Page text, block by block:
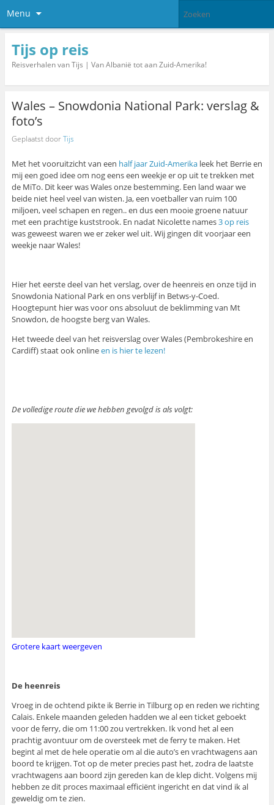
Menu
Tijs op reis
Reisverhalen van Tijs | Van Albanië tot aan Zuid-Amerika!
Wales – Snowdonia National Park: verslag &
foto’s
Geplaatst doorTijs
Met het vooruitzicht van een half jaar Zuid-Amerika leek het Berrie en
mij een goed idee om nog eens een weekje er op uit te trekken met
de MiTo. Dit keer was Wales onze bestemming. Een land waar we
beide niet heel veel van wisten. Ja, een voetballer van ruim 100
miljoen, veel schapen en regen.. en dus een mooie groene natuur
met een prachtige kuststrook. En nadat Nicolette names3 op reis
was geweest waren we er zeker wel uit. Wij gingen dit voorjaar een
weekje naar Wales!
Hier het eerste deel van het verslag, over de heenreis en onze tijd in
Snowdonia National Park en ons verblijf in Betws-y-Coed.
Hoogtepunt hier was voor ons absoluut de beklimming van Mt
Snowdon, de hoogste berg van Wales.
Het tweede deel van het reisverslag over Wales (Pembrokeshire en
Cardiff) staat ook onlineen is hier te lezen!
De volledige route die we hebben gevolgd is als volgt:
Grotere kaart weergeven
De heenreis
Vroeg in de ochtend pikte ik Berrie in Tilburg op en reden we richting
Calais. Enkele maanden geleden hadden we al een ticket geboekt
voor de ferry, die om 11:00 zou vertrekken. Ik vond het al een
prachtig avontuur om de oversteek met de ferry te maken. Het
begint al met de hele operatie om al die auto’s en vrachtwagens aan
boord te krijgen. Tot op de meter precies past het, zodra de laatste
vrachtwagens aan boord zijn gereden kan de klep dicht. Volgens mij
hebben ze dit proces maximaal efficiënt ingericht en dat vind ik al
geweldig om te zien.